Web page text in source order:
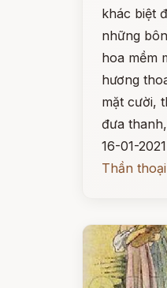
khác biệt
những
hoa mềm
hương
mặt cười,
đưa
16-01-2021
Thần